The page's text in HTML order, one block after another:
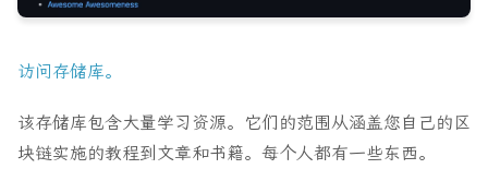
访问存储库。
该存储库包含大量学习资源。它们的范围从涵盖您自己的区
块链实施的教程到文章和书籍。每个人都有一些东西。